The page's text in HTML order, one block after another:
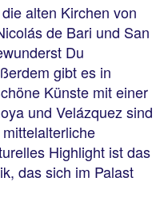
alten Kirchen von
de Bari und San
Du
gibt es in
Künste mit einer
und Velázquez sind
Highlight ist das
das sich im Palast